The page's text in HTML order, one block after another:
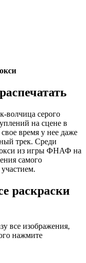
волчица серого
на сцене в
время у нее даже
трек. Среди
из игры ФНАФ на
самого
раскраски
все изображения,
нажмите